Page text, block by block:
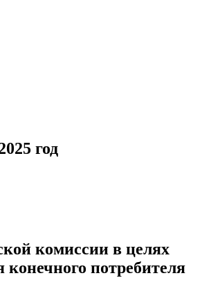
год
комиссии в целях
потребителя